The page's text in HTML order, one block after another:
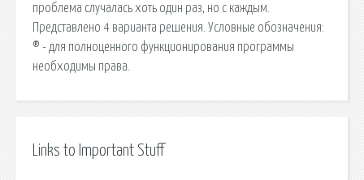
проблема случалась хоть один раз, но с каждым.
Представлено 4 варианта решения. Условные обозначения:
® - для полноценного функционирования программы
необходимы права.
Links to Important Stuff